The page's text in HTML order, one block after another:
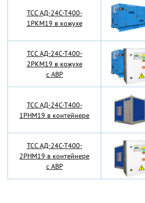
TCC АД-24С-Т400-
1РКМ19 в кожухе
TCC АД-24С-Т400-
2РКМ19 в кожухе
с АВР
TCC АД-24С-Т400-
1РНМ19 в контейнере
TCC АД-24С-Т400-
2РНМ19 в контейнере
с АВР